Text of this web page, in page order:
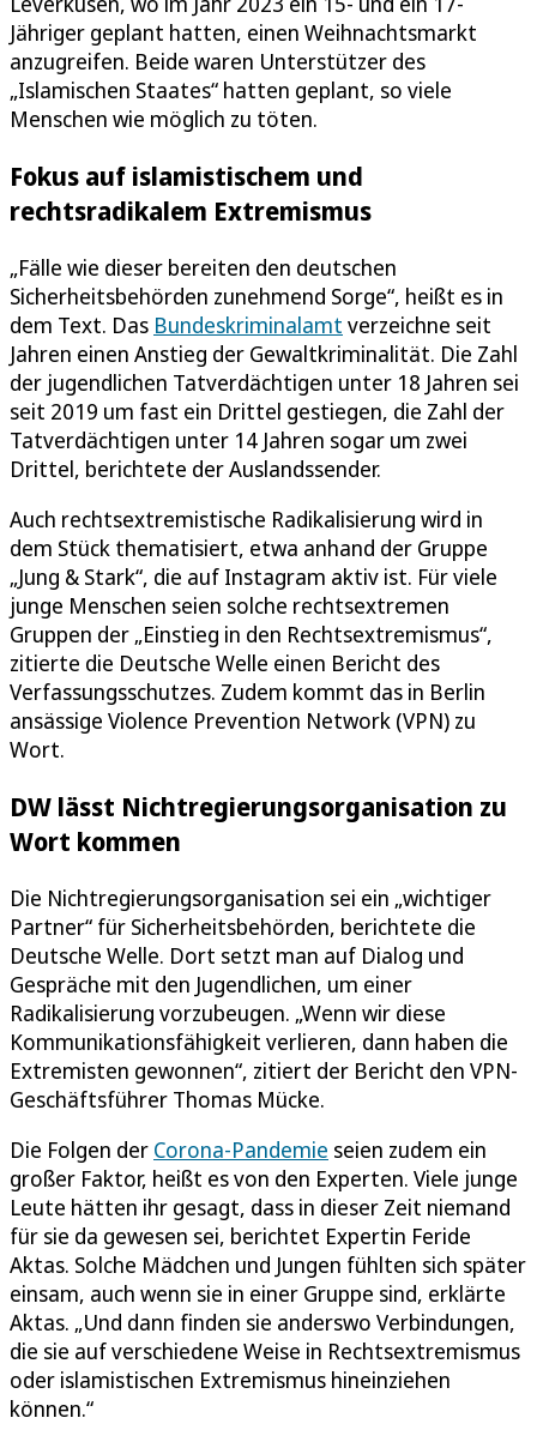
Jähriger geplant hatten, einen Weihnachtsmarkt
anzugreifen. Beide waren Unterstützer des
„Islamischen Staates“ hatten geplant, so viele
Menschen wie möglich zu töten.
Fokus auf islamistischem und
rechtsradikalem Extremismus
„Fälle wie dieser bereiten den deutschen
Sicherheitsbehörden zunehmend Sorge“, heißt es in
dem Text. Das Bundeskriminalamt verzeichne seit
Jahren einen Anstieg der Gewaltkriminalität. Die Zahl
der jugendlichen Tatverdächtigen unter 18 Jahren sei
seit 2019 um fast ein Drittel gestiegen, die Zahl der
Tatverdächtigen unter 14 Jahren sogar um zwei
Drittel, berichtete der Auslandssender.
Auch rechtsextremistische Radikalisierung wird in
dem Stück thematisiert, etwa anhand der Gruppe
„Jung & Stark“, die auf Instagram aktiv ist. Für viele
junge Menschen seien solche rechtsextremen
Gruppen der „Einstieg in den Rechtsextremismus“,
zitierte die Deutsche Welle einen Bericht des
Verfassungsschutzes. Zudem kommt das in Berlin
ansässige Violence Prevention Network (VPN) zu
Wort.
DW lässt Nichtregierungsorganisation zu
Wort kommen
Die Nichtregierungsorganisation sei ein „wichtiger
Partner“ für Sicherheitsbehörden, berichtete die
Deutsche Welle. Dort setzt man auf Dialog und
Gespräche mit den Jugendlichen, um einer
Radikalisierung vorzubeugen. „Wenn wir diese
Kommunikationsfähigkeit verlieren, dann haben die
Extremisten gewonnen“, zitiert der Bericht den VPN-
Geschäftsführer Thomas Mücke.
Die Folgen der Corona-Pandemie seien zudem ein
großer Faktor, heißt es von den Experten. Viele junge
Leute hätten ihr gesagt, dass in dieser Zeit niemand
für sie da gewesen sei, berichtet Expertin Feride
Aktas. Solche Mädchen und Jungen fühlten sich später
einsam, auch wenn sie in einer Gruppe sind, erklärte
Aktas. „Und dann finden sie anderswo Verbindungen,
die sie auf verschiedene Weise in Rechtsextremismus
oder islamistischen Extremismus hineinziehen
können.“